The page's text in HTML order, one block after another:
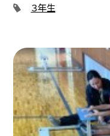
３年生